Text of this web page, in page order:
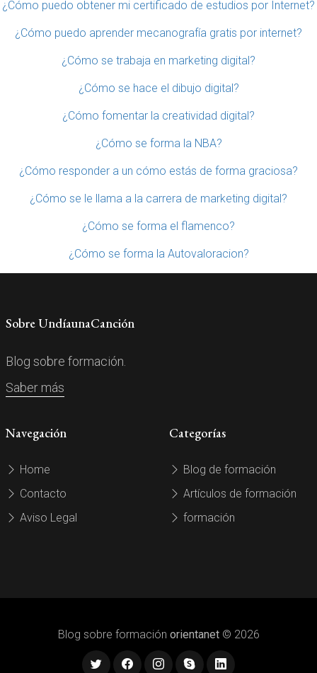
¿Cómo puedo obtener mi certificado de estudios por Internet?
¿Cómo puedo aprender mecanografía gratis por internet?
¿Cómo se trabaja en marketing digital?
¿Cómo se hace el dibujo digital?
¿Cómo fomentar la creatividad digital?
¿Cómo se forma la NBA?
¿Cómo responder a un cómo estás de forma graciosa?
¿Cómo se le llama a la carrera de marketing digital?
¿Cómo se forma el flamenco?
¿Cómo se forma la Autovaloracion?
Sobre UndíaunaCanción
Blog sobre formación.
Saber más
Navegación
Home
Contacto
Aviso Legal
Categorías
Blog de formación
Artículos de formación
formación
Blog sobre formación orientanet© 2026